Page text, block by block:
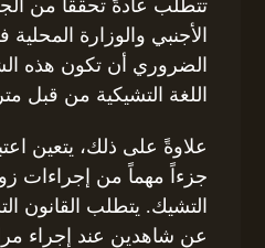
تتطلب عادةً تحققاً من
الأجنبي والوزارة
الضروري أن تكون هذه
اللغة التشيكية من قبل
علاوةً على ذلك، يتعين
جزءاً مهماً من إجراءات
التشيك. يتطلب القانون
عن شاهدين عند إجراء